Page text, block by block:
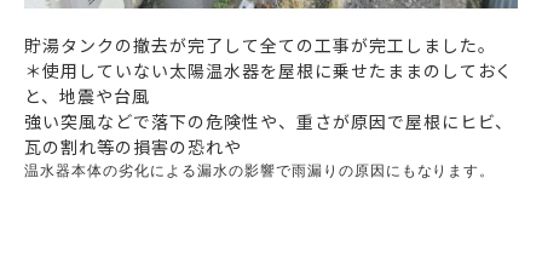
貯湯タンクの撤去が完了して全ての工事が完工しました。
＊使用していない太陽温水器を屋根に乗せたままのしておく
と、地震や台風
強い突風などで落下の危険性や、重さが原因で屋根にヒビ、
瓦の割れ等の損害の恐れや
温水器本体の劣化による漏水の影響で雨漏りの原因にもなります。